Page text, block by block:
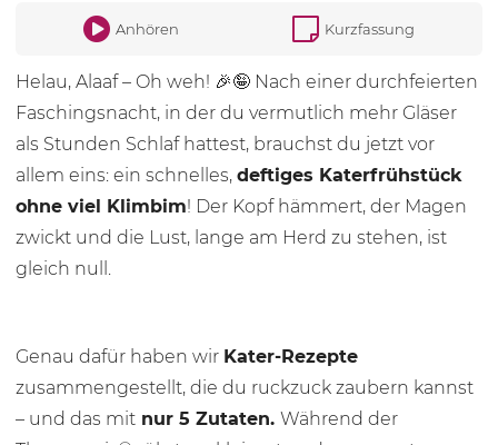
Anhören Kurzfassung
Helau, Alaaf – Oh weh! 🎉🤪 Nach einer durchfeierten
Faschingsnacht, in der du vermutlich mehr Gläser
als Stunden Schlaf hattest, brauchst du jetzt vor
allem eins: ein schnelles, deftiges Katerfrühstück
ohne viel Klimbim! Der Kopf hämmert, der Magen
zwickt und die Lust, lange am Herd zu stehen, ist
gleich null.
Genau dafür haben wir Kater-Rezepte
zusammengestellt, die du ruckzuck zaubern kannst
– und das mit nur 5 Zutaten. Während der